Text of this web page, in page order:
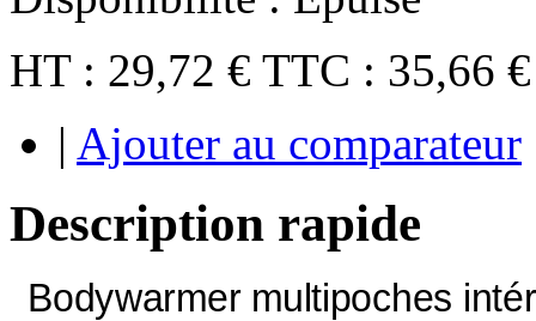
HT : 29,72 € TTC : 35,66 €
| Ajouter au comparateur
Description rapide
Bodywarmer multipoches